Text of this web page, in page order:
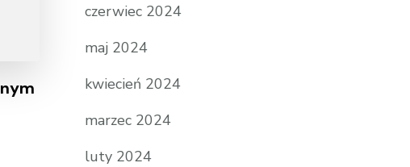
czerwiec 2024
maj 2024
kwiecień 2024
marzec 2024
luty 2024